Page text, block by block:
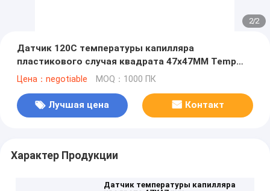
2/2
Датчик 120C температуры капилляра
пластикового случая квадрата 47x47MM Temp
капилляра
Цена：negotiable MOQ：1000 ПК
Лучшая цена Контакт
Характер Продукции
Датчик температуры капилляра